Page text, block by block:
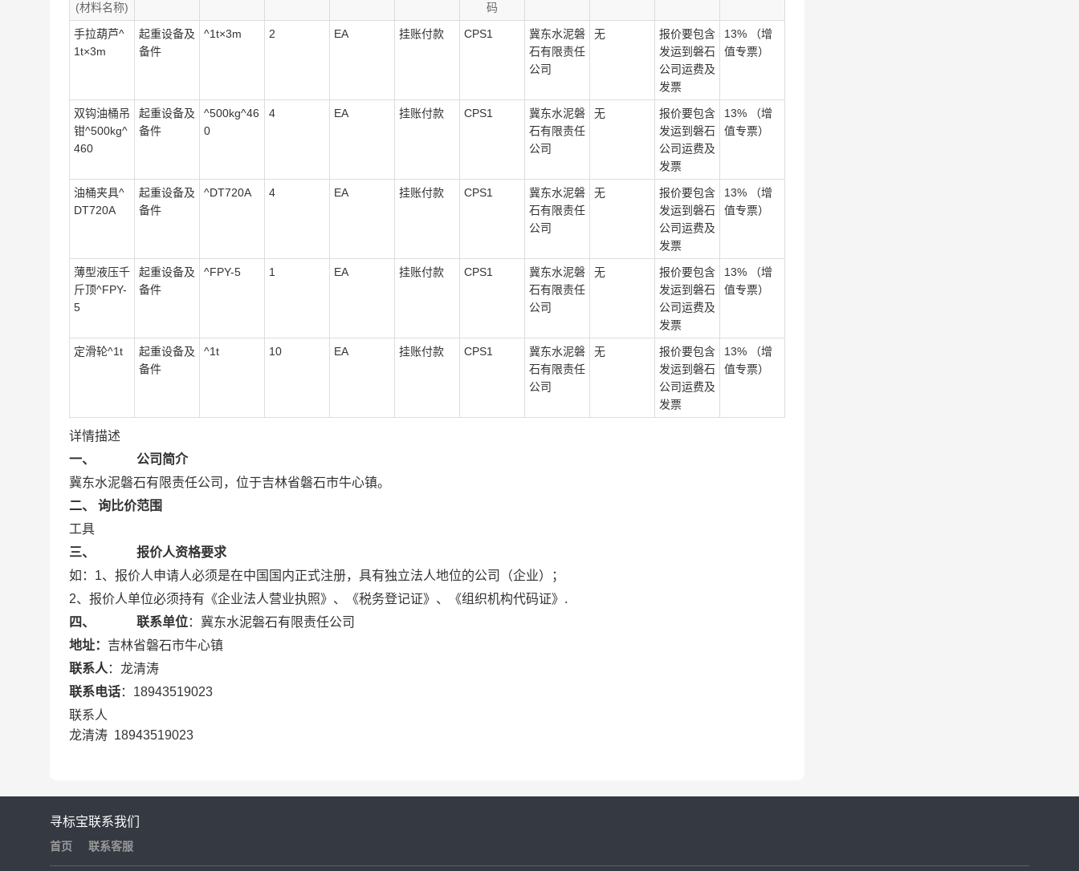
(材料名称)
码
手拉葫芦^
1t×3m
起重设备及
备件
^1t×3m 2 EA 挂账付款 CPS1
冀东水泥磐
石有限责任
公司
无
报价要包含
发运到磐石
公司运费及
发票
13% （增
值专票）
双钩油桶吊
钳^500kg^
460
起重设备及
备件
^500kg^46
0
4 EA 挂账付款 CPS1
冀东水泥磐
石有限责任
公司
无
报价要包含
发运到磐石
公司运费及
发票
13% （增
值专票）
油桶夹具^
DT720A
起重设备及
备件
^DT720A 4 EA 挂账付款 CPS1
冀东水泥磐
石有限责任
公司
无
报价要包含
发运到磐石
公司运费及
发票
13% （增
值专票）
薄型液压千
斤顶^FPY-
5
起重设备及
备件
^FPY-5 1 EA 挂账付款 CPS1
冀东水泥磐
石有限责任
公司
无
报价要包含
发运到磐石
公司运费及
发票
13% （增
值专票）
定滑轮^1t
起重设备及
备件
^1t 10 EA 挂账付款 CPS1
冀东水泥磐
石有限责任
公司
无
报价要包含
发运到磐石
公司运费及
发票
13% （增
值专票）
详情描述
一、 公司简介
冀东水泥磐石有限责任公司，位于吉林省磐石市牛心镇。
二、 询比价范围
工具
三、 报价人资格要求
如：1、报价人申请人必须是在中国国内正式注册，具有独立法人地位的公司（企业）；
2、报价人单位必须持有《企业法人营业执照》、《税务登记证》、《组织机构代码证》.
四、 联系单位：冀东水泥磐石有限责任公司
地址： 吉林省磐石市牛心镇
联系人 ：龙清涛
联系电话：18943519023
联系人
龙清涛 18943519023
寻标宝
首页
联系我们
联系客服